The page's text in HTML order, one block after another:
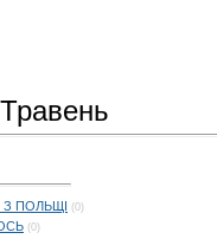
Травень
ПОЛЬЩІ (0)
(0)